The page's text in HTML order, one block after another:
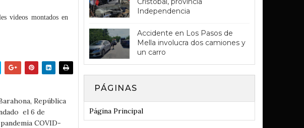
videos montados en
República
el 6 de
COVID-
Independencia
Accidente en Los Pasos de
Mella involucra dos camiones y
un carro
PÁGINAS
Página Principal